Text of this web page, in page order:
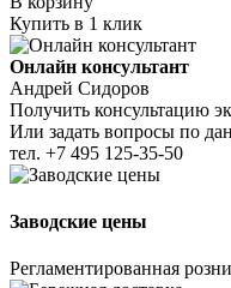
Купить в 1 клик
Онлайн консультант
Андрей Сидоров
Получить консультацию
Или задать вопросы по
тел. +7 495 125-35-50
Заводские цены
Регламентированная